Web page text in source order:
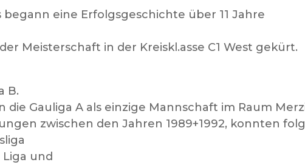
begann eine Erfolgsgeschichte über 11 Jahre
Meisterschaft in der Kreiskl.asse C1 West gekürt.
B.
die Gauliga A als einzige Mannschaft im Raum
zwischen den Jahren 1989+1992, konnten
Liga und